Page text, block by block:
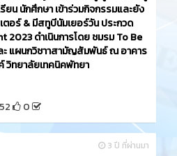
วาคม 2566​ นายธวัชชัย ศรีทอง ผู้ว่า
บุรี เป็นประธานเปิดกิจกรรม 'ขับขี่
ไร้อุบัติเหตุ และกวาดล้าง
ทศกาลปีใหม่ พ.ศ.2567' โดยนายศิร
ณ์ ผู้อำนวยการวิทยาลัยเทคนิค
ญไชยสวัสดิ์ หัวหน้าแผนกวิชาช่าง
างยนต์ และนักเรียน นักศึกษา แผนก
วมกิจกรรม ณ ลานกิจกรรมพัทยา
ยหาดพัทยา (แยกนิภาลอดจ์)